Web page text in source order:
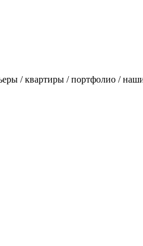
/ квартиры / портфолио /